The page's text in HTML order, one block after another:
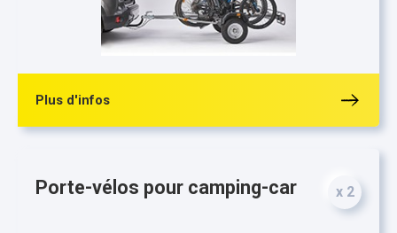
Plus d'infos
Porte-vélos pour camping-car x 2